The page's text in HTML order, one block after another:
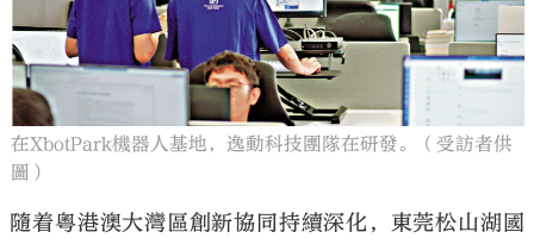
在XbotPark機器人基地，逸動科技團隊在研發。（受訪者供
圖）
隨着粵港澳大灣區創新協同持續深化，東莞松山湖國